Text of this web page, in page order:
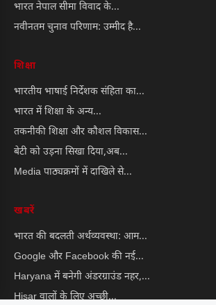
भारत नेपाल सीमा विवाद के...
नवीनतम चुनाव परिणाम: उम्मीद है...
शिक्षा
भारतीय भाषाई निर्देशक संहिता का...
भारत में शिक्षा के अन्य...
तकनीकी शिक्षा और कौशल विकास...
बेटी को उड़ना सिखा दिया,अब...
Media पाठ्यक्रमों में दाखिले से...
खबरें
भारत की बदलती अर्थव्यवस्था: आम...
Google और Facebook की नई...
Haryana में बनेगी अंडरग्राउंड नहर,...
Hisar वालों के लिए अच्छी...